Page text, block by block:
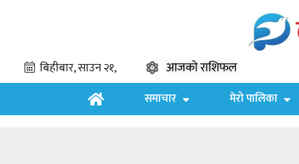
आजको राशिफल
समाचार मेरो पालिका